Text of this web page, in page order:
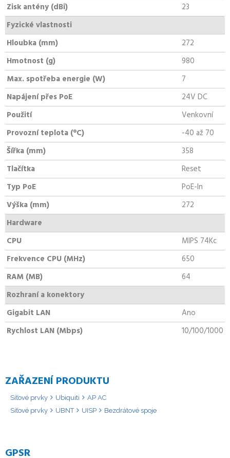
Zisk antény (dBi)
23
Fyzické vlastnosti
Hloubka (mm)
272
Hmotnost (g)
980
Max. spotřeba energie (W)
7
Napájení přes PoE
24V DC
Použití
Venkovní
Provozní teplota (°C)
-40 až 70
Šířka (mm)
358
Tlačítka
Reset
Typ PoE
PoE-In
Výška (mm)
272
Hardware
CPU
MIPS 74Kc
Frekvence CPU (MHz)
650
RAM (MB)
64
Rozhraní a konektory
Gigabit LAN
Ano
Rychlost LAN (Mbps)
10/100/1000
ZAŘAZENÍ PRODUKTU
Síťové prvky Ubiquiti
AP AC
Síťové prvky
UBNT UISP Bezdrátové spoje
GPSR